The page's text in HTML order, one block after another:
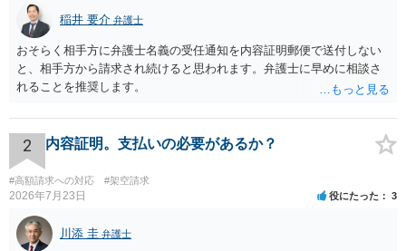
性を示唆した書類等、お手元の資料をお持ちいただくといいですよ。
ご参考にしていただければ幸いです。
稲井 要介 弁護士
おそらく相手方に弁護士名義の受任通知を内容証明郵便で送付しない
と、相手方から請求され続けると思われます。弁護士に早めに相談さ
れることを推奨します。
2 内容証明。支払いの必要があるか？
#高額請求への対応 #架空請求
2026年7月23日 役にたった 3
川添 圭 弁護士